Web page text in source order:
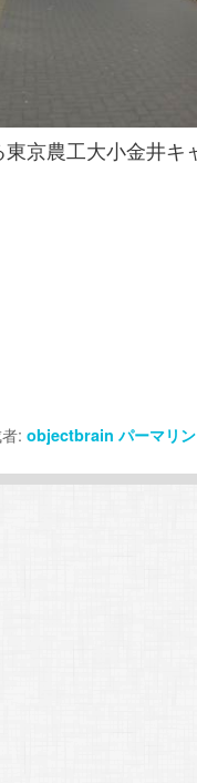
京農工大小金井キ
者:objectbrain パーマリ